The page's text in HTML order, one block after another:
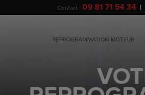
Contact : 09 81 71 54 34
REPROGRAMMATION MOTEUR